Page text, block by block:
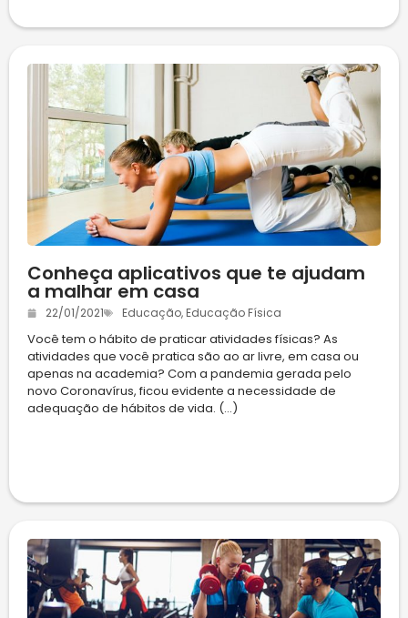
Conheça aplicativos que te ajudam
a malhar em casa
22/01/2021 Educação, Educação Física
Você tem o hábito de praticar atividades físicas? As
atividades que você pratica são ao ar livre, em casa ou
apenas na academia? Com a pandemia gerada pelo
novo Coronavírus, ficou evidente a necessidade de
adequação de hábitos de vida. (...)